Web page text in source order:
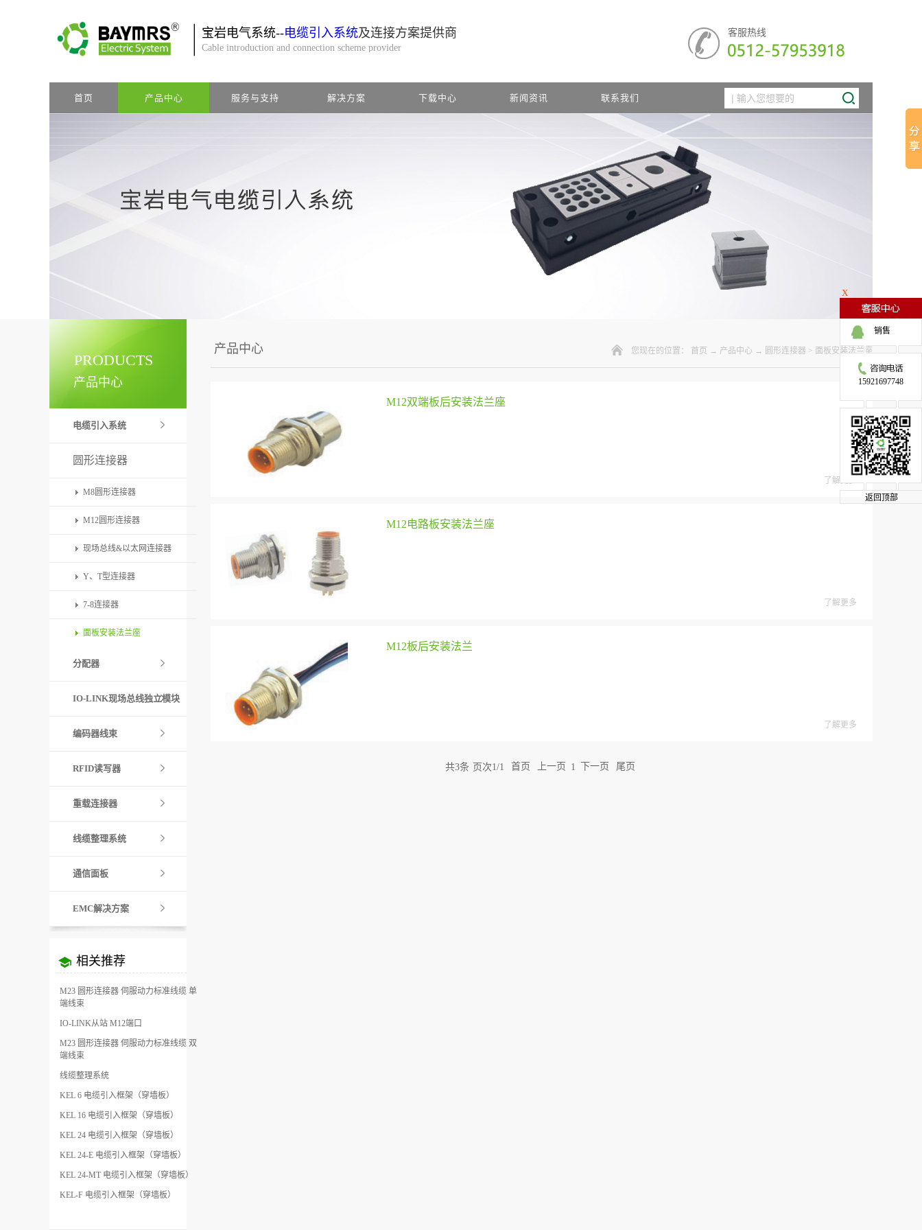
客服热线
宝岩电气系统--电缆引入系统及连接方案提供商
Cable introduction and connection scheme provider
首页 产品中心 服务与支持 解决方案 下载中心 新闻资讯 联系我们
产品中心
PRODUCTS
电缆引入系统
圆形连接器
M8圆形连接器
M12圆形连接器
现场总线&以太网连接器
Y、T型连接器
7-8连接器
面板安装法兰座
分配器
IO-LINK现场总线独立模块
编码器线束
RFID读写器
重载连接器
线缆整理系统
通信面板
EMC解决方案
相关推荐
M23 圆形连接器 伺服动力标准线缆 单
端线束
IO-LINK从站 M12端口
M23 圆形连接器 伺服动力标准线缆 双
端线束
线缆整理系统
KEL 6 电缆引入框架（穿墙板）
KEL 16 电缆引入框架（穿墙板）
KEL 24 电缆引入框架（穿墙板）
KEL 24-E 电缆引入框架（穿墙板）
KEL 24-MT 电缆引入框架（穿墙板）
KEL-F 电缆引入框架（穿墙板）
产品中心 您现在的位置： 首页 → 产品中心 → 圆形连接器 > 面板安装法兰座
M12双端板后安装法兰座
了解更多
M12电路板安装法兰座
了解更多
M12板后安装法兰
了解更多
共3条 页次1/1 首页 上一页 1 下一页 尾页
X
销售
15921697748
返回顶部